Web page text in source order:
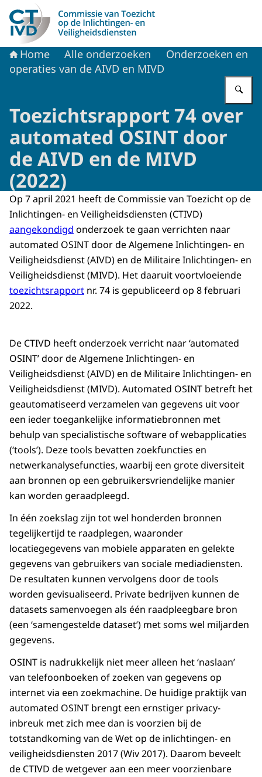
Naar de homepage van CTIVD
Home Alle onderzoeken
Onderzoeken en
operaties van de AIVD en MIVD
Toezichtsrapport 74 over
automated OSINT door
de AIVD en de MIVD
(2022)
Op 7 april 2021 heeft de Commissie van Toezicht op de
Inlichtingen- en Veiligheidsdiensten (CTIVD)
aangekondigd onderzoek te gaan verrichten naar
automated OSINT door de Algemene Inlichtingen- en
Veiligheidsdienst (AIVD) en de Militaire Inlichtingen- en
Veiligheidsdienst (MIVD). Het daaruit voortvloeiende
toezichtsrapport nr. 74 is gepubliceerd op 8 februari
2022.
De CTIVD heeft onderzoek verricht naar ‘automated
OSINT’ door de Algemene Inlichtingen- en
Veiligheidsdienst (AIVD) en de Militaire Inlichtingen- en
Veiligheidsdienst (MIVD). Automated OSINT betreft het
geautomatiseerd verzamelen van gegevens uit voor
een ieder toegankelijke informatiebronnen met
behulp van specialistische software of webapplicaties
(‘tools’). Deze tools bevatten zoekfuncties en
netwerkanalysefuncties, waarbij een grote diversiteit
aan bronnen op een gebruikersvriendelijke manier
kan worden geraadpleegd.
In één zoekslag zijn tot wel honderden bronnen
tegelijkertijd te raadplegen, waaronder
locatiegegevens van mobiele apparaten en gelekte
gegevens van gebruikers van sociale mediadiensten.
De resultaten kunnen vervolgens door de tools
worden gevisualiseerd. Private bedrijven kunnen de
datasets samenvoegen als één raadpleegbare bron
(een ‘samengestelde dataset’) met soms wel miljarden
gegevens.
OSINT is nadrukkelijk niet meer alleen het ‘naslaan’
van telefoonboeken of zoeken van gegevens op
internet via een zoekmachine. De huidige praktijk van
automated OSINT brengt een ernstiger privacy-
inbreuk met zich mee dan is voorzien bij de
totstandkoming van de Wet op de inlichtingen- en
veiligheidsdiensten 2017 (Wiv 2017). Daarom beveelt
de CTIVD de wetgever aan een meer voorzienbare